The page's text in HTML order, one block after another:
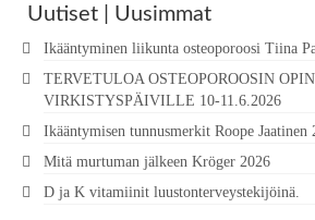
Uutiset | Uusimmat
Ikääntyminen liikunta osteoporoosi Tiina
TERVETULOA OSTEOPOROOSIN
VIRKISTYSPÄIVILLE 10-11.6.2026
Ikääntymisen tunnusmerkit Roope Jaatinen
Mitä murtuman jälkeen Kröger 2026
D ja K vitamiinit luustonterveystekijöinä.